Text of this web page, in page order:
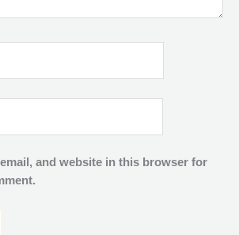
and website in this browser for